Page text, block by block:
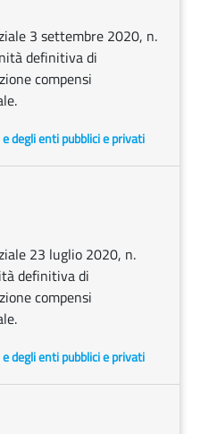
3 settembre 2020, n.
definitiva di
compensi
degli enti pubblici e privati
23 luglio 2020, n.
definitiva di
compensi
degli enti pubblici e privati